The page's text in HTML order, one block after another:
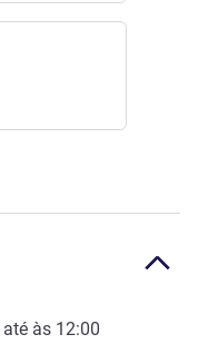
até às 12:00